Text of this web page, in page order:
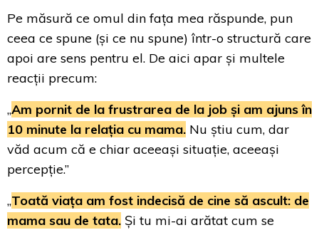
Pe măsură ce omul din fața mea răspunde, pun
ceea ce spune (și ce nu spune) într-o structură care
apoi are sens pentru el. De aici apar și multele
reacții precum:
„Am pornit de la frustrarea de la job și am ajuns în
10 minute la relația cu mama. Nu știu cum, dar
văd acum că e chiar aceeași situație, aceeași
percepție.”
„Toată viața am fost indecisă de cine să ascult: de
mama sau de tata. Și tu mi-ai arătat cum se